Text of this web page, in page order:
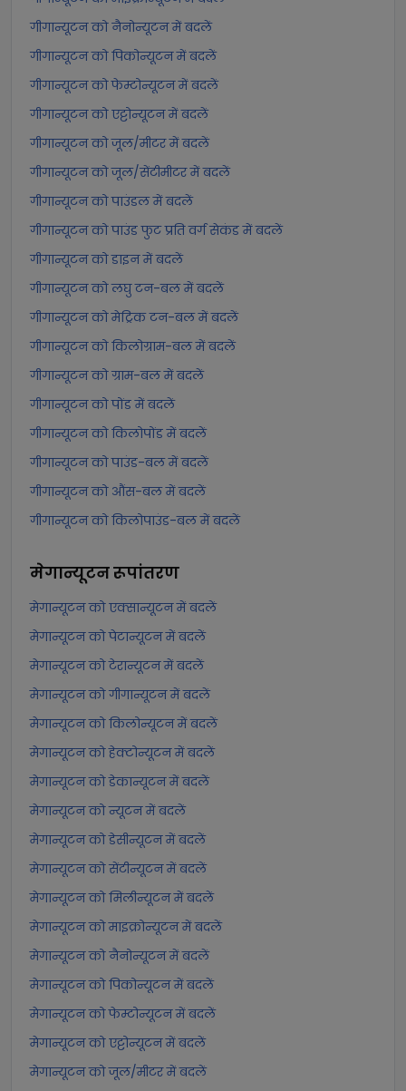
गीगान्यूटन को नैनोन्यूटन में बदलें
गीगान्यूटन को पिकोन्यूटन में बदलें
गीगान्यूटन को फेम्टोन्यूटन में बदलें
गीगान्यूटन को एट्टोन्यूटन में बदलें
गीगान्यूटन को जूल/मीटर में बदलें
गीगान्यूटन को जूल/सेंटीमीटर में बदलें
गीगान्यूटन को पाउंडल में बदलें
गीगान्यूटन को पाउंड फुट प्रति वर्ग सेकंड में बदलें
गीगान्यूटन को डाइन में बदलें
गीगान्यूटन को लघु टन-बल में बदलें
गीगान्यूटन को मेट्रिक टन-बल में बदलें
गीगान्यूटन को किलोग्राम-बल में बदलें
गीगान्यूटन को ग्राम-बल में बदलें
गीगान्यूटन को पोंड में बदलें
गीगान्यूटन को किलोपोंड में बदलें
गीगान्यूटन को पाउंड-बल में बदलें
गीगान्यूटन को औंस-बल में बदलें
गीगान्यूटन को किलोपाउंड-बल में बदलें
मेगान्यूटनरूपांतरण
मेगान्यूटन को एक्सान्यूटन में बदलें
मेगान्यूटन को पेटान्यूटन में बदलें
मेगान्यूटन को टेरान्यूटन में बदलें
मेगान्यूटन को गीगान्यूटन में बदलें
मेगान्यूटन को किलोन्यूटन में बदलें
मेगान्यूटन को हेक्टोन्यूटन में बदलें
मेगान्यूटन को डेकान्यूटन में बदलें
मेगान्यूटन को न्यूटन में बदलें
मेगान्यूटन को डेसीन्यूटन में बदलें
मेगान्यूटन को सेंटीन्यूटन में बदलें
मेगान्यूटन को मिलीन्यूटन में बदलें
मेगान्यूटन को माइक्रोन्यूटन में बदलें
मेगान्यूटन को नैनोन्यूटन में बदलें
मेगान्यूटन को पिकोन्यूटन में बदलें
मेगान्यूटन को फेम्टोन्यूटन में बदलें
मेगान्यूटन को एट्टोन्यूटन में बदलें
मेगान्यूटन को जूल/मीटर में बदलें